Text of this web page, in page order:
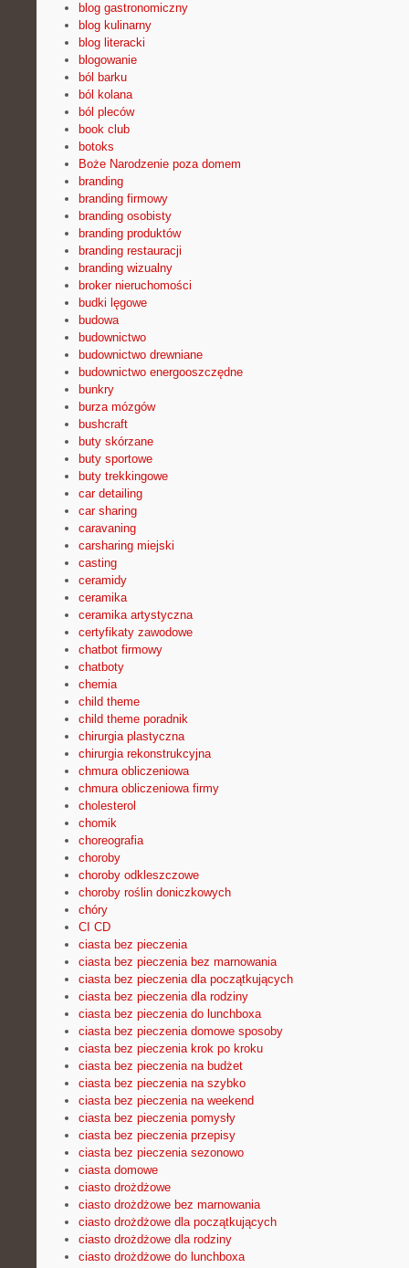
blog gastronomiczny
blog kulinarny
blog literacki
blogowanie
ból barku
ból kolana
ból pleców
book club
botoks
Boże Narodzenie poza domem
branding
branding firmowy
branding osobisty
branding produktów
branding restauracji
branding wizualny
broker nieruchomości
budki lęgowe
budowa
budownictwo
budownictwo drewniane
budownictwo energooszczędne
bunkry
burza mózgów
bushcraft
buty skórzane
buty sportowe
buty trekkingowe
car detailing
car sharing
caravaning
carsharing miejski
casting
ceramidy
ceramika
ceramika artystyczna
certyfikaty zawodowe
chatbot firmowy
chatboty
chemia
child theme
child theme poradnik
chirurgia plastyczna
chirurgia rekonstrukcyjna
chmura obliczeniowa
chmura obliczeniowa firmy
cholesterol
chomik
choreografia
choroby
choroby odkleszczowe
choroby roślin doniczkowych
chóry
CI CD
ciasta bez pieczenia
ciasta bez pieczenia bez marnowania
ciasta bez pieczenia dla początkujących
ciasta bez pieczenia dla rodziny
ciasta bez pieczenia do lunchboxa
ciasta bez pieczenia domowe sposoby
ciasta bez pieczenia krok po kroku
ciasta bez pieczenia na budżet
ciasta bez pieczenia na szybko
ciasta bez pieczenia na weekend
ciasta bez pieczenia pomysły
ciasta bez pieczenia przepisy
ciasta bez pieczenia sezonowo
ciasta domowe
ciasto drożdżowe
ciasto drożdżowe bez marnowania
ciasto drożdżowe dla początkujących
ciasto drożdżowe dla rodziny
ciasto drożdżowe do lunchboxa